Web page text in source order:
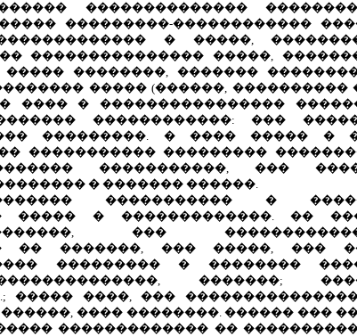
��������������
���������-������������
� �����,
��������������� �����,
��������, �������
����� (������, ����������
���� � ����������������
������������: ���
���������. � ���� ����� �
����������� ���������
�����������, ���
� ������� ������.
����������� �
����� � �������������. ��
���
�� �������, ��� �����, ���
��������� � ��������
�������;
����� ����, ���
���� ��������. ������ ���
������������� ��